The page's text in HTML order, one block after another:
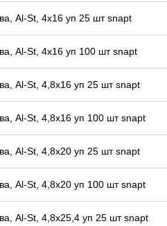
Al-St, 4x16 уп 25 шт snapt
Al-St, 4x16 уп 100 шт snapt
Al-St, 4,8x16 уп 25 шт snapt
Al-St, 4,8x16 уп 100 шт snapt
Al-St, 4,8x20 уп 25 шт snapt
Al-St, 4,8x20 уп 100 шт snapt
Al-St, 4,8x25,4 уп 25 шт snapt